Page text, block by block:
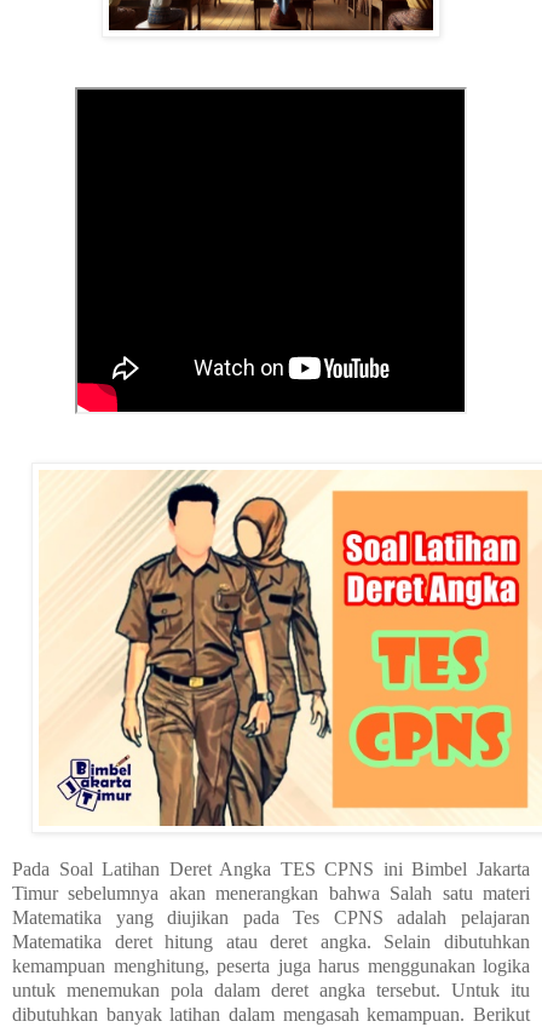
Pada Soal Latihan Deret Angka TES CPNS ini Bimbel Jakarta
Timur sebelumnya akan menerangkan bahwa Salah satu materi
Matematika yang diujikan pada Tes CPNS adalah pelajaran
Matematika deret hitung atau deret angka. Selain dibutuhkan
kemampuan menghitung, peserta juga harus menggunakan logika
untuk menemukan pola dalam deret angka tersebut. Untuk itu
dibutuhkan banyak latihan dalam mengasah kemampuan. Berikut